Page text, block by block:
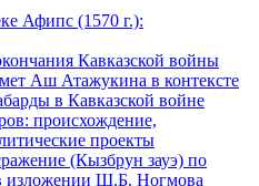
Афипс (1570 г.):
Кавказской войны
Аш Атажукина в контексте
в Кавказской войне
происхождение,
проекты
(Кызбрун зауэ) по
изложении Ш.Б. Ногмова